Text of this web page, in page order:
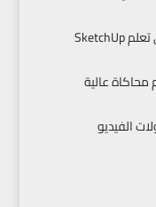
الطلاب المعماريون الذين يرغبون في تعلم SketchUp
عالية
الفيديو